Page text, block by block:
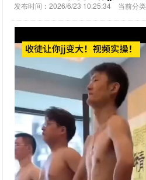
发布时间：2026/6/23 10:25:34 当前分类